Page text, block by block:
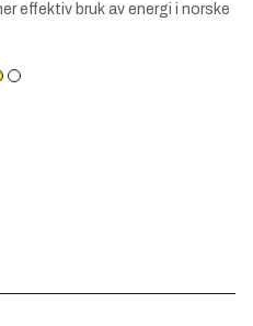
effektiv bruk av energi i norske